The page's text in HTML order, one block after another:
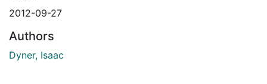
2012-09-27
Authors
Dyner, Isaac